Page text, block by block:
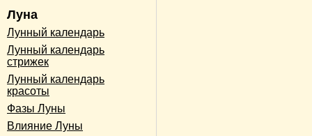
Луна
Лунный календарь
Лунный календарь
стрижек
Лунный календарь
красоты
Фазы Луны
Влияние Луны